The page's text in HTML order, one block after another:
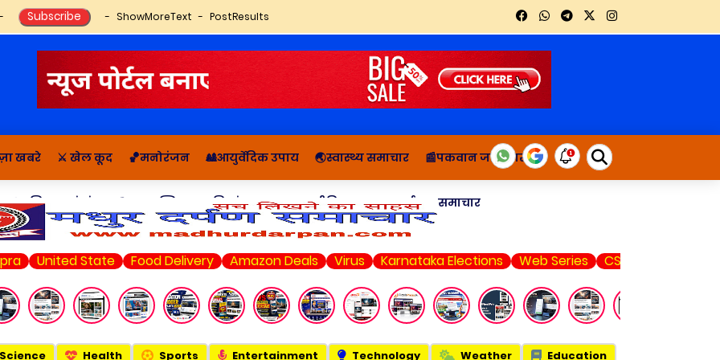
ShowMoreText PostResults
खबरे ⚔️ खेल कूद 🏀मनोरंजन 🎎आयुर्वेदिक उपाय 🌏स्वास्थ्य समाचार 📰पकवान जानकारी
🔬राशिफल, पंचांग 📚आध्यात्मिक कहानियां व ज्ञान राजनीति समाचार दुर्घटना समाचार
State Food Delivery Amazon Deals Virus Karnataka Elections Web Series CSK vs LSG
Science Health Sports Entertainment Technology Weather Education